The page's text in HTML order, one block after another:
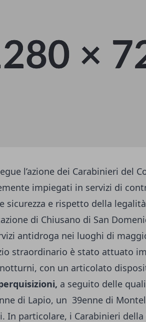
l’azione dei Carabinieri del
impiegati in servizi di
sicurezza e rispetto della
di Chiusano di San
antidroga nei luoghi di
straordinario è stato attuato
con un articolato
a seguito delle
di Lapio, un 39enne di
In particolare, i Carabinieri della